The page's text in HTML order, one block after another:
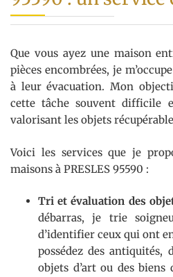
Que vous ayez une maison
pièces encombrées, je
à leur évacuation. Mon
cette tâche souvent difficile
valorisant les objets
Voici les services que je
maisons à PRESLES 95590 :
Tri et évaluation des
débarras, je trie
d’identifier ceux qui ont
possédez des antiquités,
objets d’art ou des